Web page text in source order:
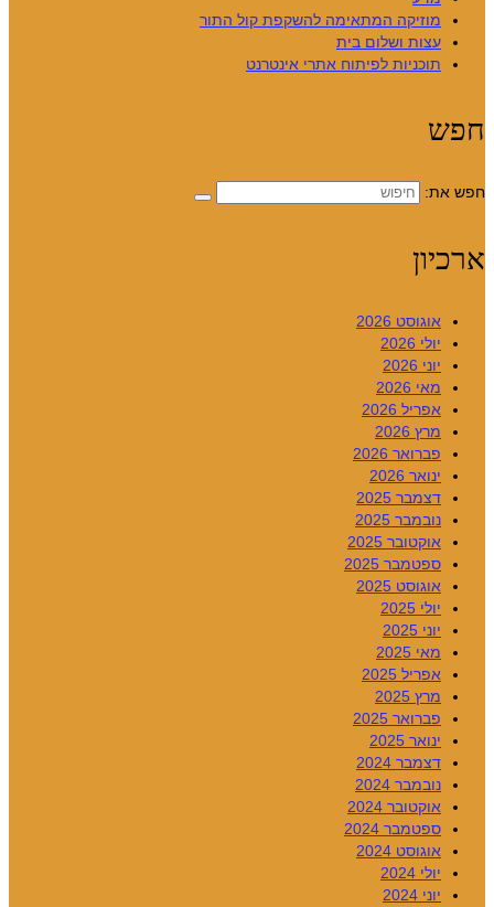
מוזיקה המתאימה להשקפת קול התור
עצות ושלום בית
תוכניות לפיתוח אתרי אינטרנט
אוגוסט 2026
אפריל 2026
פברואר 2026
ינואר 2026
דצמבר 2025
נובמבר 2025
אוקטובר 2025
ספטמבר 2025
אוגוסט 2025
אפריל 2025
פברואר 2025
ינואר 2025
דצמבר 2024
נובמבר 2024
אוקטובר 2024
ספטמבר 2024
אוגוסט 2024